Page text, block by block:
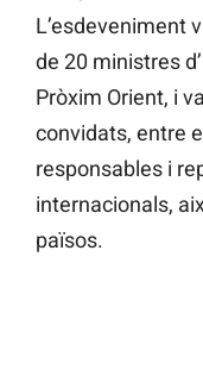
L’esdeveniment
de 20 ministres
Pròxim Orient, i
convidats, entre
responsables i
internacionals,
països.